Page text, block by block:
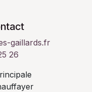
gaillards.fr
26